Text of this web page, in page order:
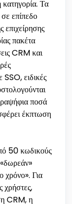
Τα
επίπεδο
πακέτα
CRM και
ειδικές
ποσά
έκπτωση
50 κωδικούς
χρόνο». Για
χρήστες,
CRM, η